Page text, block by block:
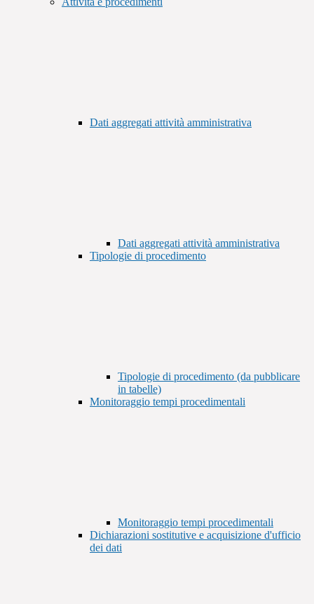
Dati aggregati attività amministrativa
Dati aggregati attività amministrativa
Tipologie di procedimento
Tipologie di procedimento (da pubblicare
in tabelle)
Monitoraggio tempi procedimentali
Monitoraggio tempi procedimentali
Dichiarazioni sostitutive e acquisizione d'ufficio
dei dati